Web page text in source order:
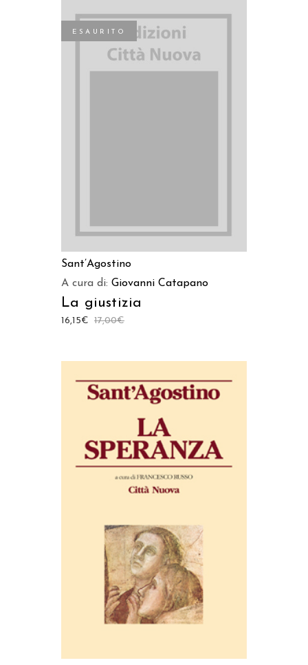
ESAURITO
Sant’Agostino
A cura di: Giovanni Catapano
La giustizia
17,00€
16,15€